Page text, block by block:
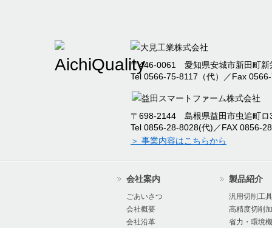
2025/04/09 臨時休業のお知らせ
2024年度冬季休暇の
本社新工場竣工のお
2024年度夏季休暇の
オーエムアイ 棚卸
〒446-0061 愛知県安城市新田町新
Tel 0566-75-8117（代）／Fax
〒698-2144 島根県益田市虫追町ロ
Tel 0856-28-8028(代)／FAX 0856-
＞ 事業内容はこちらから
会社案内
ごあいさつ
会社概要
会社沿革
製品紹介
汎用切削工具
高精度切削
省力・環境